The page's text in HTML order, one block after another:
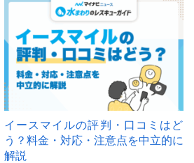
イースマイルの評判・口コミはど
う？料金・対応・注意点を中立的に
解説